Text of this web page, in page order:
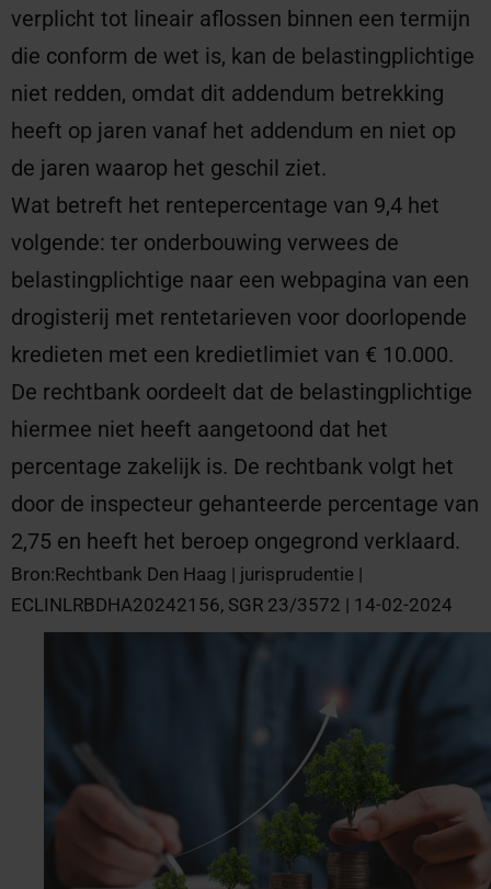
verplicht tot lineair aflossen binnen een termijn
die conform de wet is, kan de belastingplichtige
niet redden, omdat dit addendum betrekking
heeft op jaren vanaf het addendum en niet op
de jaren waarop het geschil ziet.
Wat betreft het rentepercentage van 9,4 het
volgende: ter onderbouwing verwees de
belastingplichtige naar een webpagina van een
drogisterij met rentetarieven voor doorlopende
kredieten met een kredietlimiet van € 10.000.
De rechtbank oordeelt dat de belastingplichtige
hiermee niet heeft aangetoond dat het
percentage zakelijk is. De rechtbank volgt het
door de inspecteur gehanteerde percentage van
2,75 en heeft het beroep ongegrond verklaard.
Bron:Rechtbank Den Haag | jurisprudentie |
ECLINLRBDHA20242156, SGR 23/3572 | 14-02-2024